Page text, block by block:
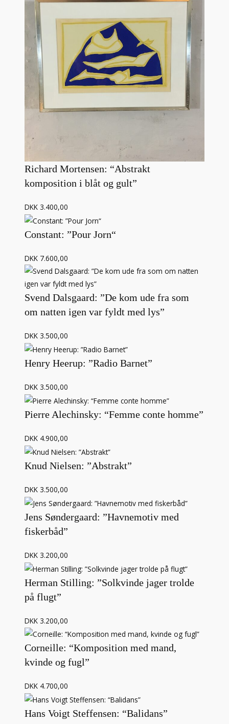
Richard Mortensen: “Abstrakt
komposition i blåt og gult”
DKK 3.400,00
Constant: ”Pour Jorn“
DKK 7.600,00
Svend Dalsgaard: ”De kom ude fra som
om natten igen var fyldt med lys”
DKK 3.500,00
Henry Heerup: ”Radio Barnet”
DKK 3.500,00
Pierre Alechinsky: “Femme conte homme”
DKK 4.900,00
Knud Nielsen: ”Abstrakt”
DKK 3.500,00
Jens Søndergaard: ”Havnemotiv med
fiskerbåd”
DKK 3.200,00
Herman Stilling: ”Solkvinde jager trolde
på flugt”
DKK 3.200,00
Corneille: “Komposition med mand,
kvinde og fugl”
DKK 4.700,00
Hans Voigt Steffensen: “Balidans”